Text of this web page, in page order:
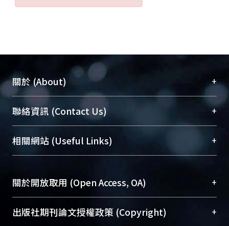
關於 (About) +
臺大位居世界頂尖大學之列，為永久珍藏及向國際
展現本校豐碩的研究成果及學術能量，圖書館整合
機構典藏（NTUR）與學術庫（AH）不同功能平
台，成為臺大學術典藏NTU scholars。期能整合研
究能量、促進交流合作、保存學術產出、推廣研究
成果。
To permanently archive and promote researcher
profiles and scholarly works, Library integrates the
聯絡資訊 (Contact Us) +
總館學科館員(Main Library)
醫學圖書館學科館員(Medical Library)
Sciences Library)
相關網站 (Useful Links) +
關於開放取用 (Open Access, OA) +
開放取用是從使用者角度提升資訊取用性的社會運
出版社期刊論文授權政策 (Copyright) +